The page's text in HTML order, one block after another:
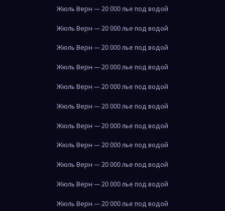
Жюль Верн — 20 000 лье под водой
Жюль Верн — 20 000 лье под водой
Жюль Верн — 20 000 лье под водой
Жюль Верн — 20 000 лье под водой
Жюль Верн — 20 000 лье под водой
Жюль Верн — 20 000 лье под водой
Жюль Верн — 20 000 лье под водой
Жюль Верн — 20 000 лье под водой
Жюль Верн — 20 000 лье под водой
Жюль Верн — 20 000 лье под водой
Жюль Верн — 20 000 лье под водой